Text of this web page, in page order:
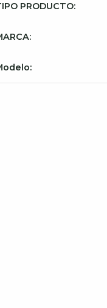
PRODUCTO: